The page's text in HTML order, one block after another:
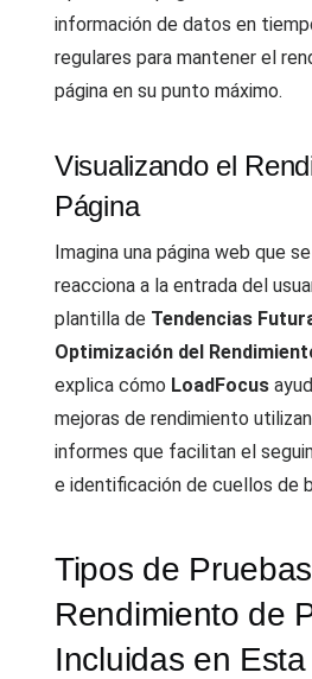
información de datos en
regulares para mantener el
página en su punto máximo.
Visualizando el
Página
Imagina una página web que
reacciona a la entrada del
plantilla de Tendencias
Optimización del
explica cómo LoadFocus
mejoras de rendimiento
informes que facilitan el
e identificación de cuellos de
Tipos de
Rendimiento de
Incluidas en